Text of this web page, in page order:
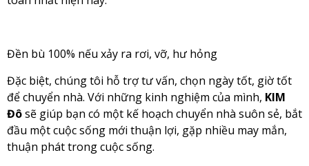
Đền bù 100% nếu xảy ra rơi, vỡ, hư hỏng
Đặc biệt, chúng tôi hỗ trợ tư vấn, chọn ngày tốt, giờ tốt
để chuyển nhà. Với những kinh nghiệm của mình, KIM
Đôsẽ giúp bạn có một kế hoạch chuyển nhà suôn sẻ, bắt
đầu một cuộc sống mới thuận lợi, gặp nhiều may mắn,
thuận phát trong cuộc sống.